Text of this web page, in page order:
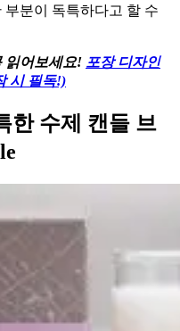
분이 독특하다고 할 수
읽어보세요! 포장 디자인
시 필독!)
한 수제 캔들 브